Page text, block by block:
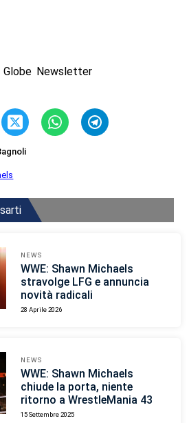
Globe Newsletter
NEWS
WWE: Shawn Michaels
stravolge LFG e annuncia
novità radicali
28 Aprile 2026
NEWS
WWE: Shawn Michaels
chiude la porta, niente
ritorno a WrestleMania 43
15 Settembre 2025